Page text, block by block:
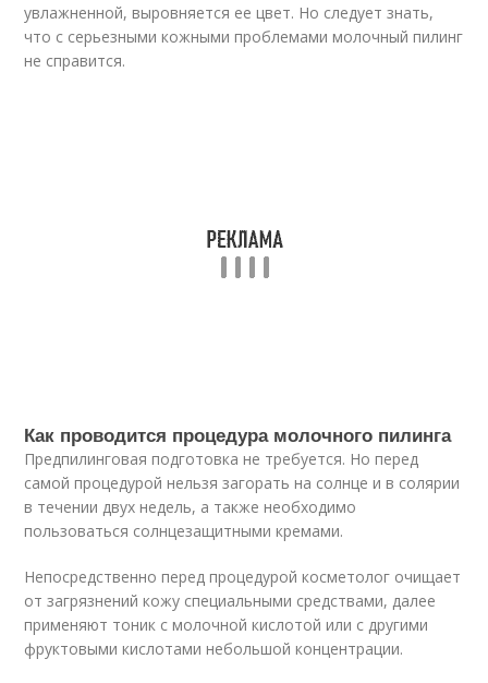
увлажненной, выровняется ее цвет. Но следует знать,
что с серьезными кожными проблемами молочный пилинг
не справится.
Как проводится процедура молочного пилинга
Предпилинговая подготовка не требуется. Но перед
самой процедурой нельзя загорать на солнце и в солярии
в течении двух недель, а также необходимо
пользоваться солнцезащитными кремами.
Непосредственно перед процедурой косметолог очищает
от загрязнений кожу специальными средствами, далее
применяют тоник с молочной кислотой или с другими
фруктовыми кислотами небольшой концентрации.